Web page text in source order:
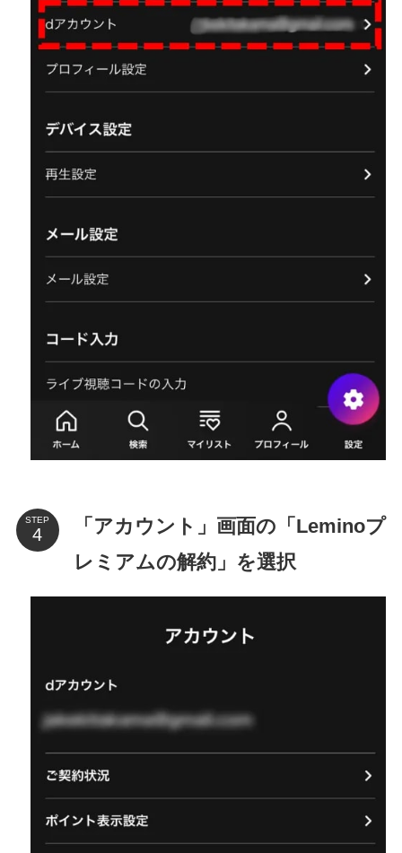
STEP
「アカウント」画面の「Leminoプ
レミアムの解約」を選択